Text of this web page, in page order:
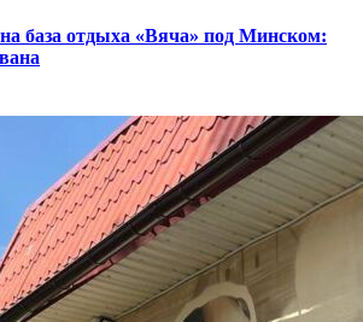
база отдыха «Вяча» под Минском: